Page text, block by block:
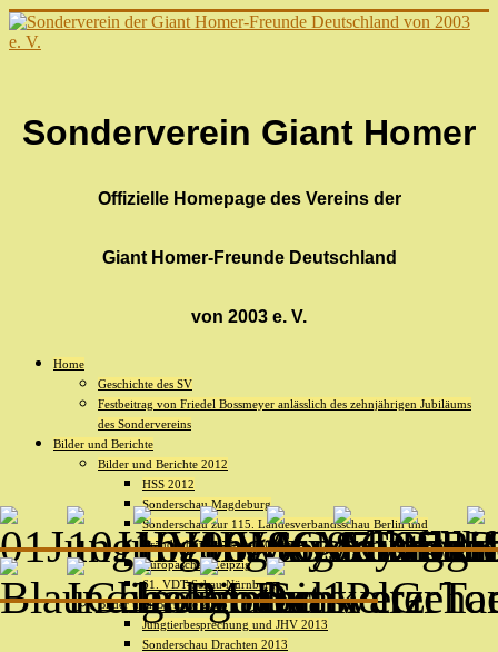
Sonderverein Giant Homer
Offizielle Homepage des Vereins der
Giant Homer-Freunde Deutschland
von 2003 e. V.
Home
Geschichte des SV
Festbeitrag von Friedel Bossmeyer anlässlich des zehnjährigen Jubiläums
des Sondervereins
Bilder und Berichte
Bilder und Berichte 2012
HSS 2012
Sonderschau Magdeburg
Sonderschau zur 115. Landesverbandsschau Berlin und
Brandenburg in Paaren/Glien
Europaschau Leipzig
61. VDT-Schau Nürnberg
Bilder und Berichte 2013
Jungtierbesprechung und JHV 2013
Sonderschau Drachten 2013